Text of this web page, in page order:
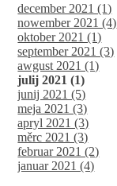
december 2021 (1)
nowember 2021 (4)
oktober 2021 (1)
september 2021 (3)
awgust 2021 (1)
julij 2021 (1)
junij 2021 (5)
meja 2021 (3)
apryl 2021 (3)
měrc 2021 (3)
februar 2021 (2)
januar 2021 (4)